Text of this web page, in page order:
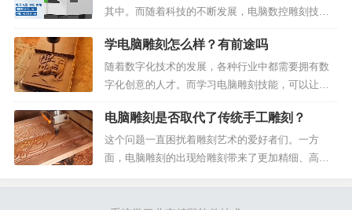
主要职责有：接受客...
其中。而随着科技的不断发展，电脑数控雕刻技术
已成为雕刻领域的主流。但是，对于许多雕刻师来
说，如何正确定价却是一件棘手的事情。今天，我
们邀请了五位行家来告诉你如何制定合理的收费策
略。第一位行家：陈师...
学电脑雕刻怎么样？有前途吗
随着数字化技术的发展，各种行业中都需要拥有数
字化创意的人才。而学习电脑雕刻技能，可以让你
在这个数字时代中获得更多机会和成功。本文将从
四个角度，分别为你解析学习电脑雕刻技能的前
途。学电脑雕刻未来前途无限！在数字时代，数字
雕刻是一个非常热门的领...
电脑雕刻是否取代了传统手工雕刻？
这个问题一直困扰着雕刻艺术的爱好者们。一方
面，电脑雕刻的出现给雕刻带来了更加精细、高